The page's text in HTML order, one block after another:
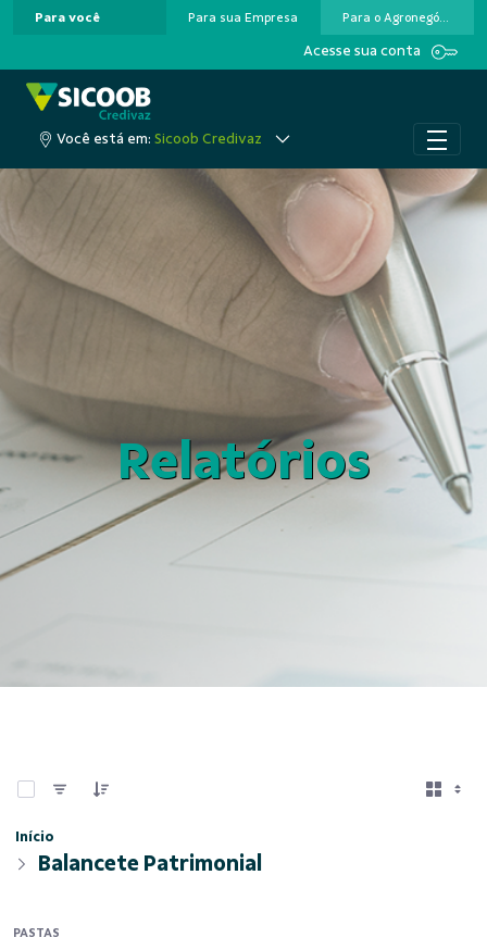
Pular para o Conteúdo principal
Para você Para sua Empresa Para o Agronegócio
Acesse sua conta
Você está em: Sicoob Credivaz
Relatórios
Início
Balancete Patrimonial
PASTAS